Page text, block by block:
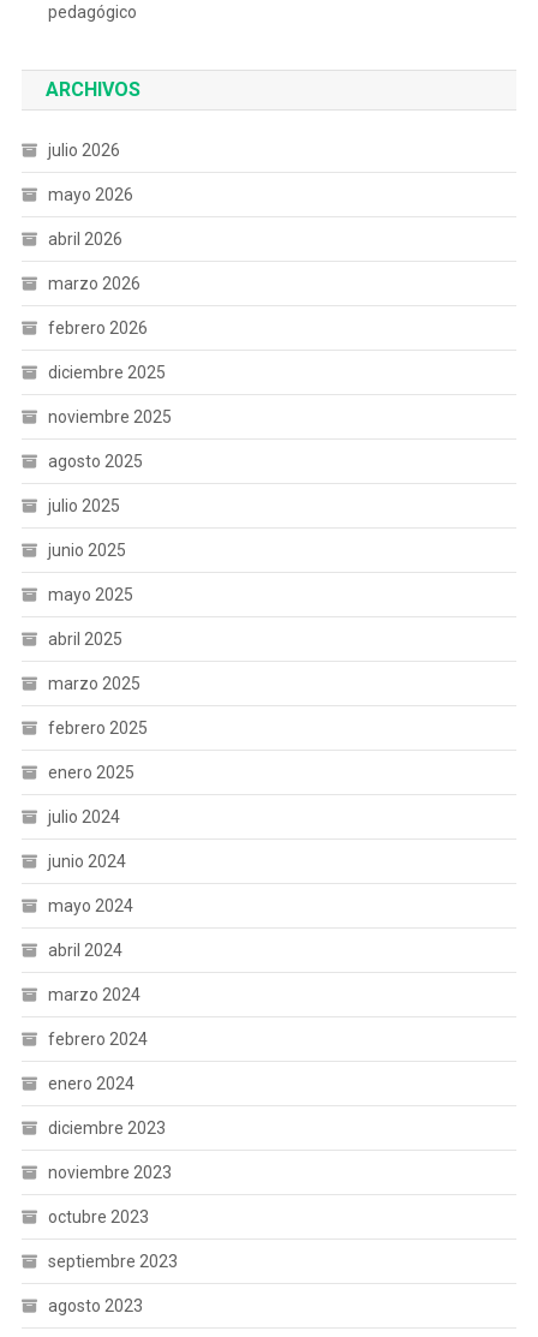
pedagógico
ARCHIVOS
julio 2026
mayo 2026
abril 2026
marzo 2026
febrero 2026
diciembre 2025
noviembre 2025
agosto 2025
julio 2025
junio 2025
mayo 2025
abril 2025
marzo 2025
febrero 2025
enero 2025
julio 2024
junio 2024
mayo 2024
abril 2024
marzo 2024
febrero 2024
enero 2024
diciembre 2023
noviembre 2023
octubre 2023
septiembre 2023
agosto 2023